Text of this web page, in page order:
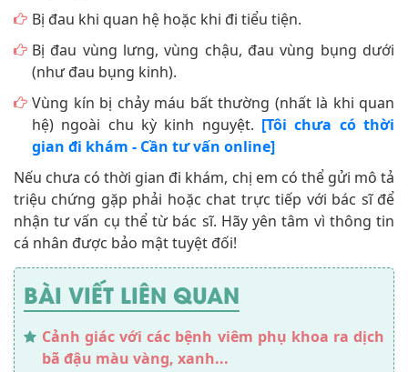
Bị đau khi quan hệ hoặc khi đi tiểu tiện.
Bị đau vùng lưng, vùng chậu, đau vùng bụng dưới
(như đau bụng kinh).
Vùng kín bị chảy máu bất thường (nhất là khi quan
hệ) ngoài chu kỳ kinh nguyệt. [Tôi chưa có thời
gian đi khám - Cần tư vấn online]
Nếu chưa có thời gian đi khám, chị em có thể gửi mô tả
triệu chứng gặp phải hoặc chat trực tiếp với bác sĩ để
nhận tư vấn cụ thể từ bác sĩ. Hãy yên tâm vì thông tin
cá nhân được bảo mật tuyệt đối!
BÀI VIẾT LIÊN QUAN
Cảnh giác với các bệnh viêm phụ khoa ra dịch
bã đậu màu vàng, xanh...